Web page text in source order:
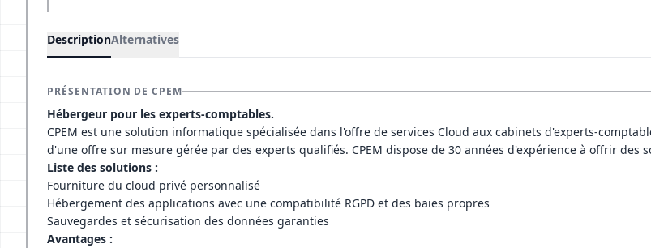
DescriptionAlternatives
PRÉSENTATION DE CPEM
Hébergeur pour les experts-comptables.
CPEM est une solution informatique spécialisée dans l'offre de services Cloud aux cabinets d'experts-
d'une offre sur mesure gérée par des experts qualifiés. CPEM dispose de 30 années d'expérience à offrir des
Liste des solutions :
Fourniture du cloud privé personnalisé
Hébergement des applications avec une compatibilité RGPD et des baies propres
Sauvegardes et sécurisation des données garanties
Avantages :